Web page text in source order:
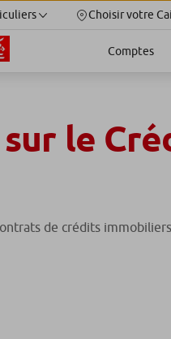
Choisir votre
Comptes
le
de crédits immobiliers.